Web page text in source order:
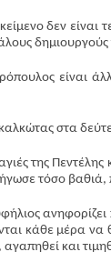
δεν είναι
δημιουργούς
είναι
στα
της
τόσο βαθιά,
ανηφορίζει
κάθε μέρα
και